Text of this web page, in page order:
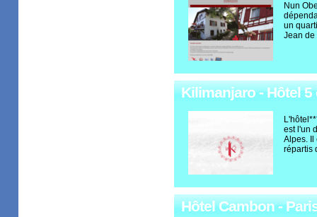
Nun
un
Jean de
Kilimanjaro - Hôtel
est l'un
Alpes. Il
répartis
Hôtel Cambon -